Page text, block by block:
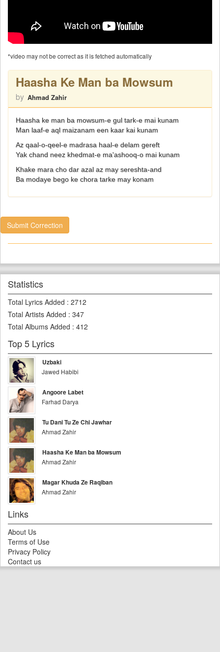
*video may not be correct as it is fetched automatically
Haasha Ke Man ba Mowsum
by Ahmad Zahir
Haasha ke man ba mowsum-e gul tark-e mai kunam
Man laaf-e aql maizanam een kaar kai kunam
Az qaal-o-qeel-e madrasa haal-e delam gereft
Yak chand neez khedmat-e ma'ashooq-o mai kunam
Khake mara cho dar azal az may sereshta-and
Ba modaye bego ke chora tarke may konam
Submit Correction
Statistics
Total Lyrics Added : 2712
Total Artists Added : 347
Total Albums Added : 412
Top 5 Lyrics
Uzbaki
Jawed Habibi
Angoore Labet
Farhad Darya
Tu Dani Tu Ze Chi Jawhar
Ahmad Zahir
Haasha Ke Man ba Mowsum
Ahmad Zahir
Magar Khuda Ze Raqiban
Ahmad Zahir
Links
About Us
Terms of Use
Privacy Policy
Contact us